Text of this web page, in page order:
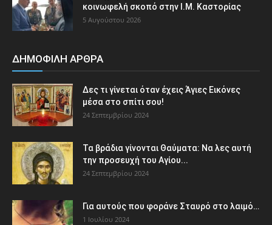
κοινωφελή σκοπό στην Ι.Μ. Καστορίας
5 Αυγούστου 2026
ΔΗΜΟΦΙΛΗ ΑΡΘΡΑ
Δες τι γίνεται όταν έχεις Άγιες Εικόνες
μέσα στο σπίτι σου!
24 Σεπτεμβρίου 2024
Τα βράδια γίνονται Θαύματα: Να λες αυτή
την προσευχή του Αγίου...
24 Σεπτεμβρίου 2024
Για αυτούς που φοράνε Σταυρό στο λαιμό…
1 Ιουλίου 2024